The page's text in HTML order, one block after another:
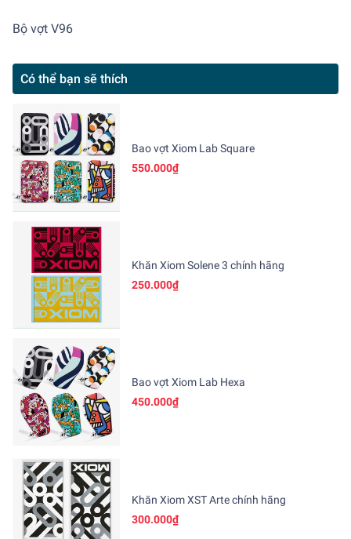
Bộ vợt V96
Có thể bạn sẽ thích
Bao vợt Xiom Lab Square
550.000₫
Khăn Xiom Solene 3 chính hãng
250.000₫
Bao vợt Xiom Lab Hexa
450.000₫
Khăn Xiom XST Arte chính hãng
300.000₫